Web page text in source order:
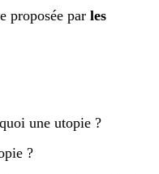
proposée par les
une utopie ?
?